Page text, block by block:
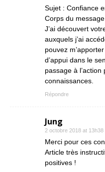
Sujet : Confiance
Corps du
J’ai découvert
auxquels j’ai
pouvez
d’appui dans le
passage à
connaissances.
Répondre
Jung
2 octobre 2018 at 13h38
Merci pour ces
Article très
positives !